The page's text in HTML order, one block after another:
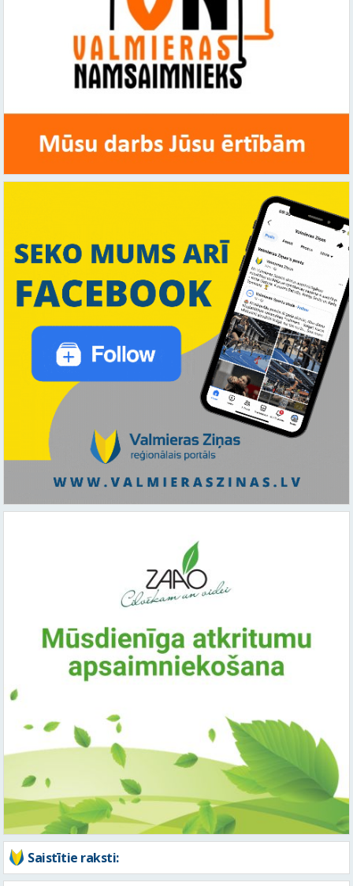
Saistītie raksti: